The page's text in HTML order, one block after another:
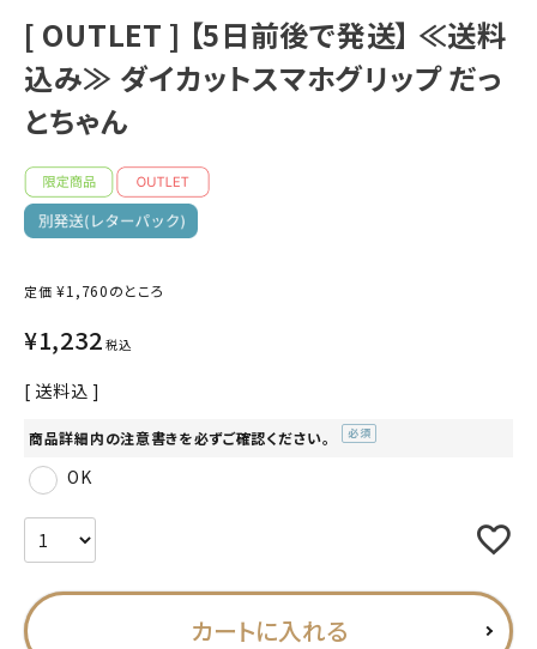
アイテムから探す
INFORMATION
お知らせ
ご利用ガイド
プライバシーポリシー
特定商取引法について
お問い合わせ
ACCOUNT MENU
ようこそ ゲスト 様
meeting_room ログイン
[ OUTLET ] 【5日前後で発送】 ≪送料
込み≫ ダイカットスマホグリップ だっ
とちゃん
定価 ¥1,760のところ
¥1,232 税込
送料込
商品詳細内の注意書きを必ずご確認ください。
OK
カートに入れる